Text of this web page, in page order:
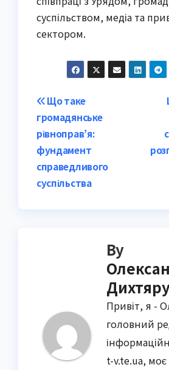
суспільством, медіа та
сектором.
Post
navigation
Що таке
громадянське
рівноправ’я:
фундамент
справедливого
суспільства
By
Привіт, я -
головний
t-v.te.ua,